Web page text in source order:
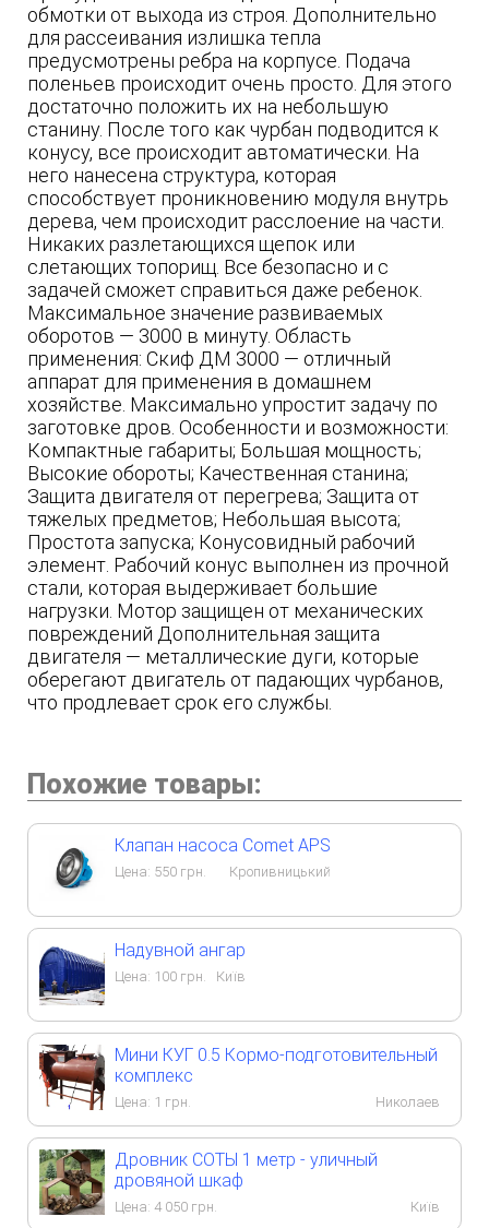
обмотки от выхода из строя. Дополнительно
для рассеивания излишка тепла
предусмотрены ребра на корпусе. Подача
поленьев происходит очень просто. Для этого
достаточно положить их на небольшую
станину. После того как чурбан подводится к
конусу, все происходит автоматически. На
него нанесена структура, которая
способствует проникновению модуля внутрь
дерева, чем происходит расслоение на части.
Никаких разлетающихся щепок или
слетающих топорищ. Все безопасно и с
задачей сможет справиться даже ребенок.
Максимальное значение развиваемых
оборотов — 3000 в минуту. Область
применения: Скиф ДМ 3000 — отличный
аппарат для применения в домашнем
хозяйстве. Максимально упростит задачу по
заготовке дров. Особенности и возможности:
Компактные габариты; Большая мощность;
Высокие обороты; Качественная станина;
Защита двигателя от перегрева; Защита от
тяжелых предметов; Небольшая высота;
Простота запуска; Конусовидный рабочий
элемент. Рабочий конус выполнен из прочной
стали, которая выдерживает большие
нагрузки. Мотор защищен от механических
повреждений Дополнительная защита
двигателя — металлические дуги, которые
оберегают двигатель от падающих чурбанов,
что продлевает срок его службы.
Похожие товары:
Клапан насоса Comet APS
Цена: 550 грн. Кропивницький
Надувной ангар
Цена: 100 грн. Київ
Мини КУГ 0.5 Кормо-подготовительный
комплекс
Цена: 1 грн. Николаев
Дровник СОТЫ 1 метр - уличный
дровяной шкаф
Цена: 4 050 грн. Київ